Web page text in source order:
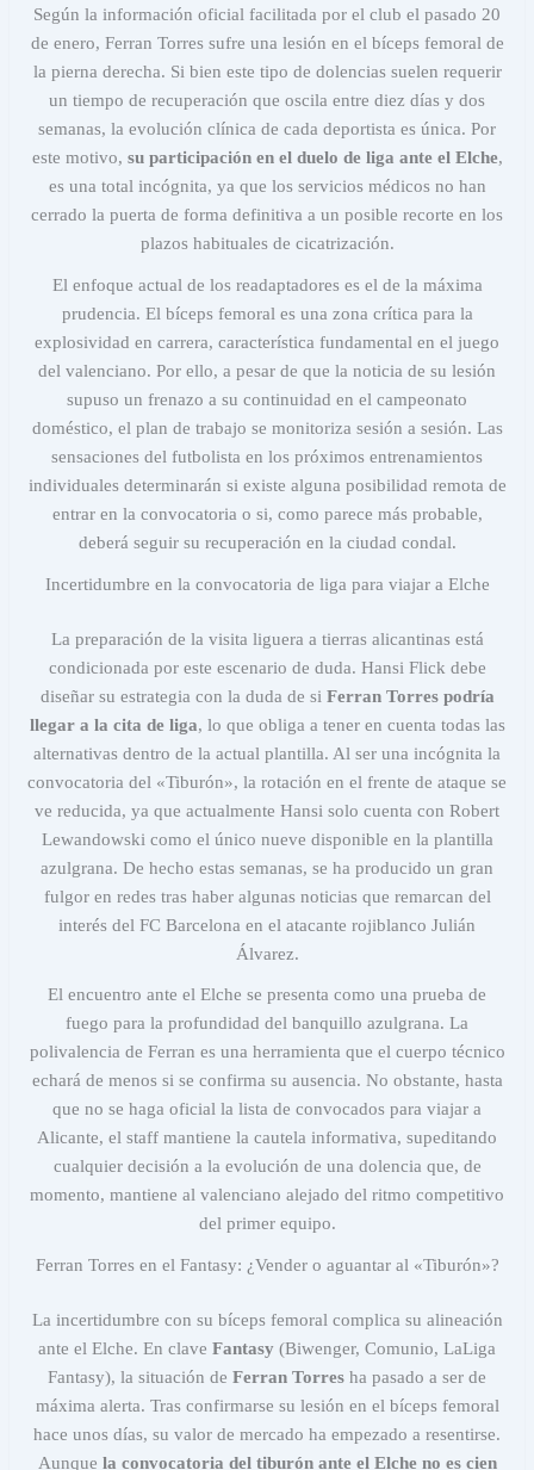
Según la información oficial facilitada por el club el pasado 20
de enero, Ferran Torres sufre una lesión en el bíceps femoral de
la pierna derecha. Si bien este tipo de dolencias suelen requerir
un tiempo de recuperación que oscila entre diez días y dos
semanas, la evolución clínica de cada deportista es única. Por
este motivo, su participación en el duelo de liga ante el Elche,
es una total incógnita, ya que los servicios médicos no han
cerrado la puerta de forma definitiva a un posible recorte en los
plazos habituales de cicatrización.
El enfoque actual de los readaptadores es el de la máxima
prudencia. El bíceps femoral es una zona crítica para la
explosividad en carrera, característica fundamental en el juego
del valenciano. Por ello, a pesar de que la noticia de su lesión
supuso un frenazo a su continuidad en el campeonato
doméstico, el plan de trabajo se monitoriza sesión a sesión. Las
sensaciones del futbolista en los próximos entrenamientos
individuales determinarán si existe alguna posibilidad remota de
entrar en la convocatoria o si, como parece más probable,
deberá seguir su recuperación en la ciudad condal.
Incertidumbre en la convocatoria de liga para viajar a Elche
La preparación de la visita liguera a tierras alicantinas está
condicionada por este escenario de duda. Hansi Flick debe
diseñar su estrategia con la duda de si Ferran Torres podría
llegar a la cita de liga, lo que obliga a tener en cuenta todas las
alternativas dentro de la actual plantilla. Al ser una incógnita la
convocatoria del «Tiburón», la rotación en el frente de ataque se
ve reducida, ya que actualmente Hansi solo cuenta con Robert
Lewandowski como el único nueve disponible en la plantilla
azulgrana. De hecho estas semanas, se ha producido un gran
fulgor en redes tras haber algunas noticias que remarcan del
interés del FC Barcelona en el atacante rojiblanco Julián
Álvarez.
El encuentro ante el Elche se presenta como una prueba de
fuego para la profundidad del banquillo azulgrana. La
polivalencia de Ferran es una herramienta que el cuerpo técnico
echará de menos si se confirma su ausencia. No obstante, hasta
que no se haga oficial la lista de convocados para viajar a
Alicante, el staff mantiene la cautela informativa, supeditando
cualquier decisión a la evolución de una dolencia que, de
momento, mantiene al valenciano alejado del ritmo competitivo
del primer equipo.
Ferran Torres en el Fantasy: ¿Vender o aguantar al «Tiburón»?
La incertidumbre con su bíceps femoral complica su alineación
ante el Elche. En clave Fantasy (Biwenger, Comunio, LaLiga
Fantasy), la situación de Ferran Torres ha pasado a ser de
máxima alerta. Tras confirmarse su lesión en el bíceps femoral
hace unos días, su valor de mercado ha empezado a resentirse.
Aunque la convocatoria del tiburón ante el Elche no es cien